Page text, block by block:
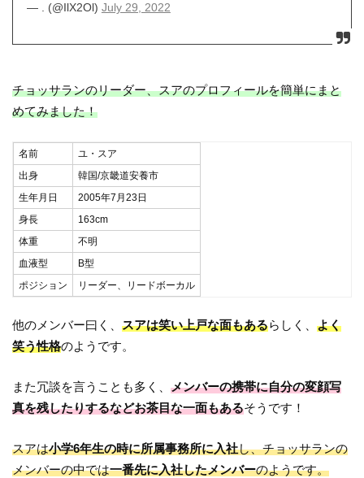
— . (@IlX2Ol) July 29, 2022
チョッサランのリーダー、スアのプロフィールを簡単にまと
めてみました！
名前
ユ・スア
出身
韓国/京畿道安養市
生年月日
2005年7月23日
身長
163cm
体重
不明
血液型
B型
ポジション
リーダー、リードボーカル
他のメンバー曰く、スアは笑い上戸な面もあるらしく、よく
笑う性格のようです。
また冗談を言うことも多く、メンバーの携帯に自分の変顔写
真を残したりするなどお茶目な一面もあるそうです！
スアは小学6年生の時に所属事務所に入社し、チョッサランの
メンバーの中では一番先に入社したメンバーのようです。